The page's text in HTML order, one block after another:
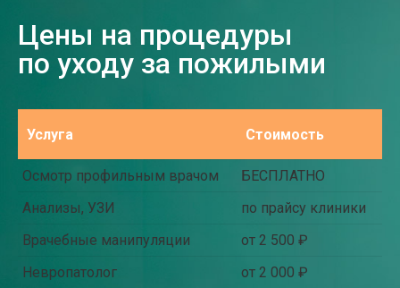
Цены на процедуры
по уходу за пожилыми
Услуга Стоимость
Осмотр профильным врачом
БЕСПЛАТНО
Анализы, УЗИ
по прайсу клиники
Врачебные манипуляции
от 2 500 ₽
Невропатолог
от 2 000 ₽